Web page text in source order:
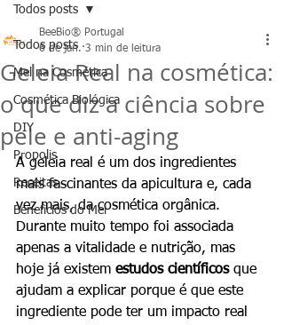
Todos posts
Mel na Cosmética
Cosmética Biológica
DIY
Propolis
Receitas
Beneficios do Mel
Todos posts
Geleia Real na cosmética:
o que diz a ciência sobre
pele e anti-aging
BeeBio® Portugal
6 de jan. 3 min de leitura
A geleia real é um dos ingredientes
mais fascinantes da apicultura e, cada
vez mais, da cosmética orgânica.
Durante muito tempo foi associada
apenas a vitalidade e nutrição, mas
hoje já existem estudos científicos que
ajudam a explicar porque é que este
ingrediente pode ter um impacto real